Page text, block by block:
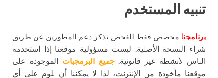
تنبيه المستخدم
برنامجنا مخصص فقط للفحص. تذكر دعم المطورين عن طريق
شراء النسخة الأصلية. ليست مسؤولية موقعنا إذا استخدمه
الناس لأنشطة غير قانونية.جميع البرمجيات الموجودة على
موقعنا مأخوذة من الإنترنت، لذا لا يمكننا أن نلوم على أي